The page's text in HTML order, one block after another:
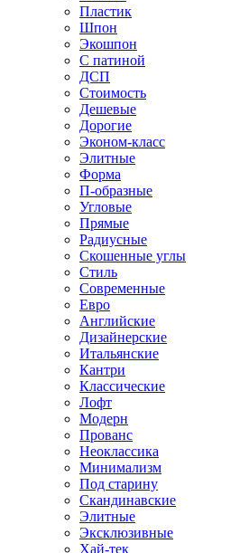
Пластик
Шпон
Экошпон
С патиной
ДСП
Стоимость
Дешевые
Дорогие
Эконом-класс
Элитные
Форма
П-образные
Угловые
Прямые
Радиусные
Скошенные углы
Стиль
Современные
Евро
Английские
Дизайнерские
Итальянские
Кантри
Классические
Лофт
Модерн
Прованс
Неоклассика
Минимализм
Под старину
Скандинавские
Элитные
Эксклюзивные
Хай-тек